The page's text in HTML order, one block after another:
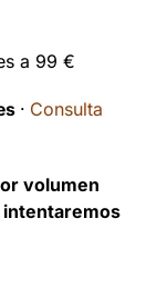
a 99 €
· Consulta
volumen
intentaremos